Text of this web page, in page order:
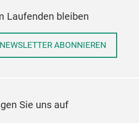
Laufenden bleiben
ABONNIEREN
Sie uns auf